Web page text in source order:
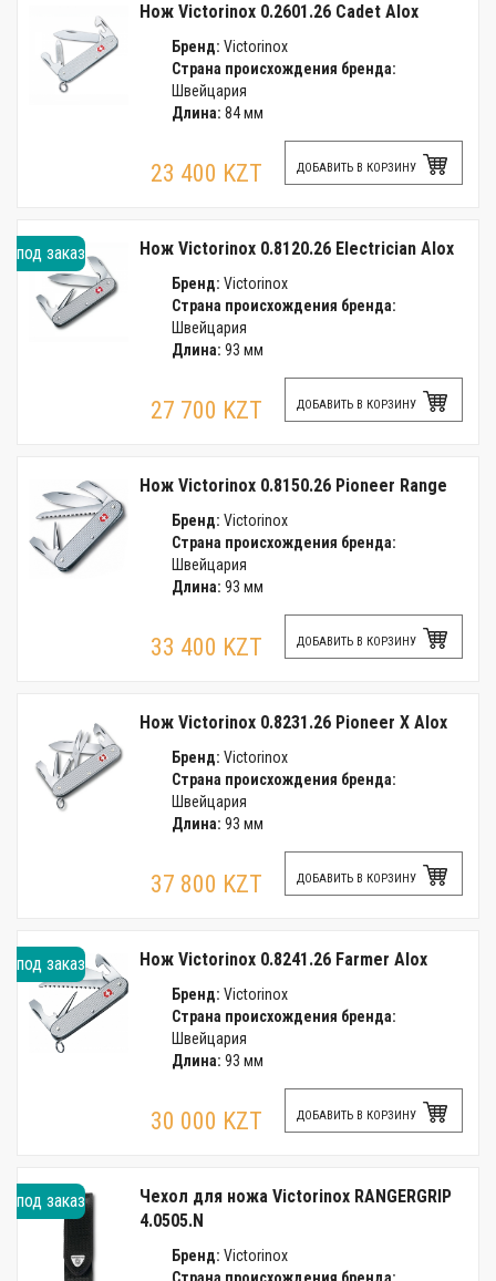
Нож Victorinox 0.2601.26 Cadet Alox
Бренд: Victorinox
Страна происхождения бренда:
Швейцария
Длина: 84 мм
23 400 KZT ДОБАВИТЬ В КОРЗИНУ
под заказ Нож Victorinox 0.8120.26 Electrician Alox
Бренд: Victorinox
Страна происхождения бренда:
Швейцария
Длина: 93 мм
27 700 KZT ДОБАВИТЬ В КОРЗИНУ
Нож Victorinox 0.8150.26 Pioneer Range
Бренд: Victorinox
Страна происхождения бренда:
Швейцария
Длина: 93 мм
33 400 KZT ДОБАВИТЬ В КОРЗИНУ
Нож Victorinox 0.8231.26 Pioneer X Alox
Бренд: Victorinox
Страна происхождения бренда:
Швейцария
Длина: 93 мм
37 800 KZT ДОБАВИТЬ В КОРЗИНУ
под заказ Нож Victorinox 0.8241.26 Farmer Alox
Бренд: Victorinox
Страна происхождения бренда:
Швейцария
Длина: 93 мм
30 000 KZT ДОБАВИТЬ В КОРЗИНУ
под заказ
Чехол для ножа Victorinox RANGERGRIP
4.0505.N
Бренд: Victorinox